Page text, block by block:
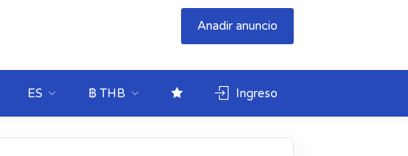
Anadir anuncio
Ingreso
฿ THB
ES